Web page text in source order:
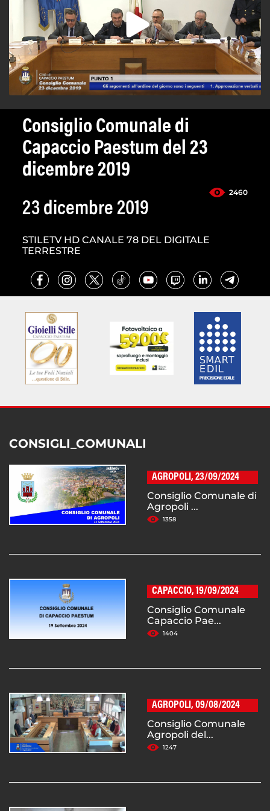
Consiglio Comunale di
Capaccio Paestum del 23
dicembre 2019
2460
23 dicembre 2019
STILETV HD CANALE 78 DEL DIGITALE
TERRESTRE
CONSIGLI_COMUNALI
AGROPOLI, 23/09/2024
Consiglio Comunale di
Agropoli ...
1358
CAPACCIO, 19/09/2024
Consiglio Comunale
Capaccio Pae...
1404
AGROPOLI, 09/08/2024
Consiglio Comunale
Agropoli del...
1247